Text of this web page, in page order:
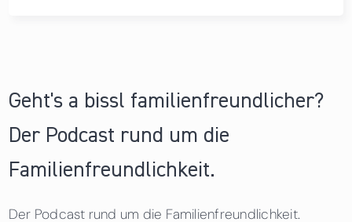
Geht's a bissl familienfreundlicher?
Der Podcast rund um die
Familienfreundlichkeit.
Der Podcast rund um die Familienfreundlichkeit.